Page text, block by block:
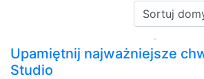
Sortuj:
Upamiętnij najważniejsze
Studio